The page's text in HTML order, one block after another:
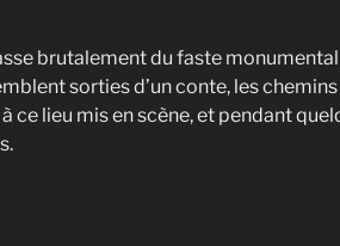
brutalement du faste
sorties d’un conte, les
ce lieu mis en scène, et pendant